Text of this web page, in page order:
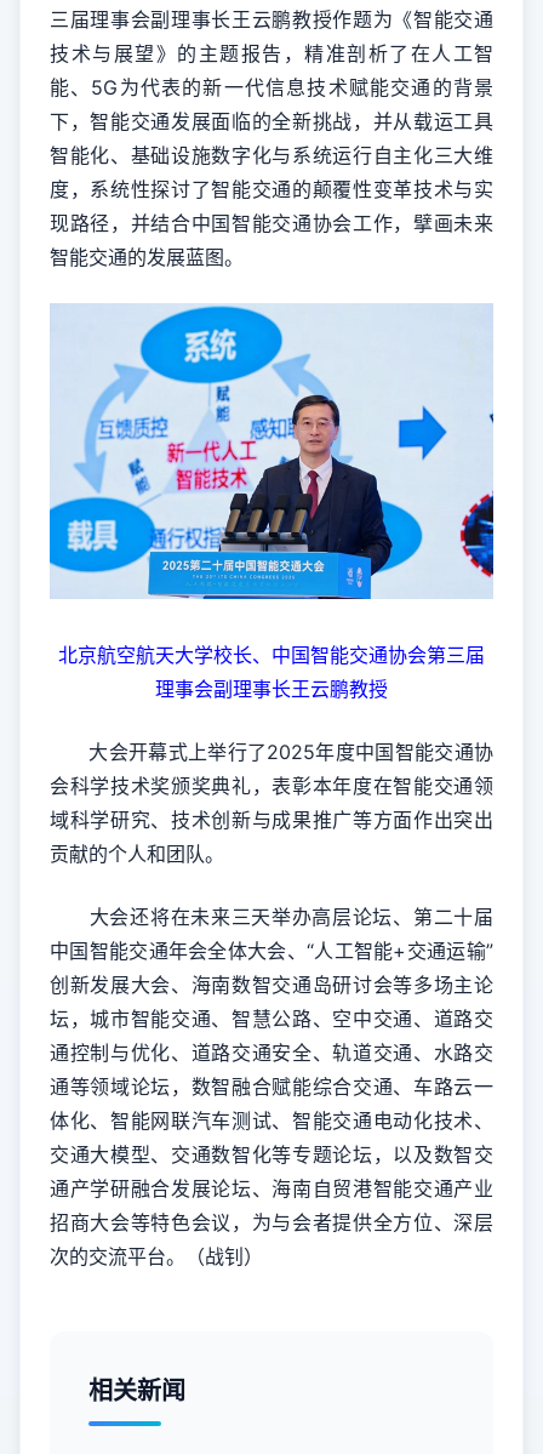
三届理事会副理事长王云鹏教授作题为《智能交通
技术与展望》的主题报告，精准剖析了在人工智
能、5G为代表的新一代信息技术赋能交通的背景
下，智能交通发展面临的全新挑战，并从载运工具
智能化、基础设施数字化与系统运行自主化三大维
度，系统性探讨了智能交通的颠覆性变革技术与实
现路径，并结合中国智能交通协会工作，擘画未来
智能交通的发展蓝图。
北京航空航天大学校长、中国智能交通协会第三届
理事会副理事长王云鹏教授
大会开幕式上举行了2025年度中国智能交通协
会科学技术奖颁奖典礼，表彰本年度在智能交通领
域科学研究、技术创新与成果推广等方面作出突出
贡献的个人和团队。
大会还将在未来三天举办高层论坛、第二十届
中国智能交通年会全体大会、“人工智能+交通运输”
创新发展大会、海南数智交通岛研讨会等多场主论
坛，城市智能交通、智慧公路、空中交通、道路交
通控制与优化、道路交通安全、轨道交通、水路交
通等领域论坛，数智融合赋能综合交通、车路云一
体化、智能网联汽车测试、智能交通电动化技术、
交通大模型、交通数智化等专题论坛，以及数智交
通产学研融合发展论坛、海南自贸港智能交通产业
招商大会等特色会议，为与会者提供全方位、深层
次的交流平台。（战钊）
相关新闻